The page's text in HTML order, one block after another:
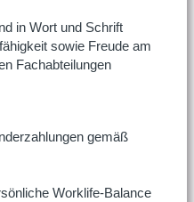
in Wort und Schrift
sowie Freude am
Fachabteilungen
gemäß
Worklife-Balance